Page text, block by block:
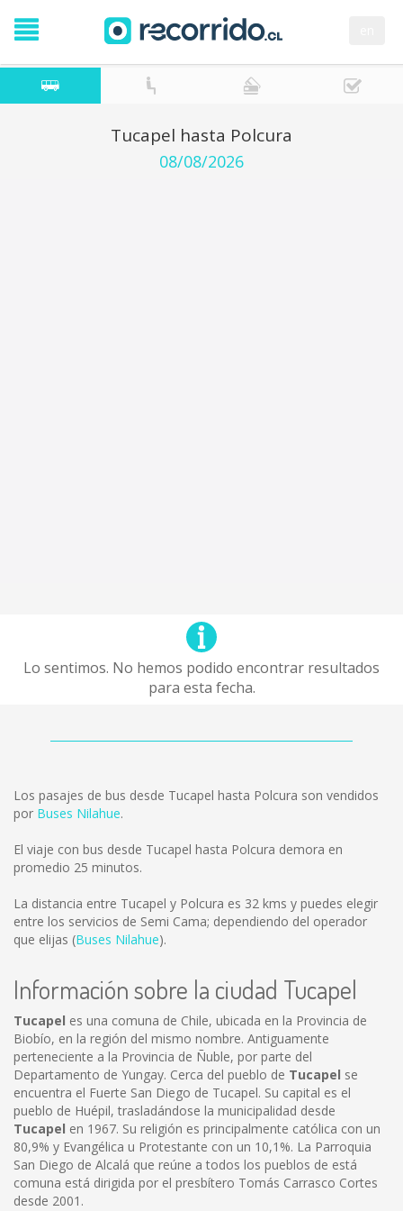
Tucapel hasta Polcura
08/08/2026
Lo sentimos. No hemos podido encontrar resultados
para esta fecha.
Los pasajes de bus desde Tucapel hasta Polcura son vendidos
por Buses Nilahue.
El viaje con bus desde Tucapel hasta Polcura demora en
promedio 25 minutos.
La distancia entre Tucapel y Polcura es 32 kms y puedes elegir
entre los servicios de Semi Cama; dependiendo del operador
que elijas (Buses Nilahue).
Información sobre la ciudad Tucapel
Tucapel es una comuna de Chile, ubicada en la Provincia de
Biobío, en la región del mismo nombre. Antiguamente
perteneciente a la Provincia de Ñuble, por parte del
Departamento de Yungay. Cerca del pueblo de Tucapel se
encuentra el Fuerte San Diego de Tucapel. Su capital es el
pueblo de Huépil, trasladándose la municipalidad desde
Tucapel en 1967. Su religión es principalmente católica con un
80,9% y Evangélica u Protestante con un 10,1%. La Parroquia
San Diego de Alcalá que reúne a todos los pueblos de está
comuna está dirigida por el presbítero Tomás Carrasco Cortes
desde 2001.